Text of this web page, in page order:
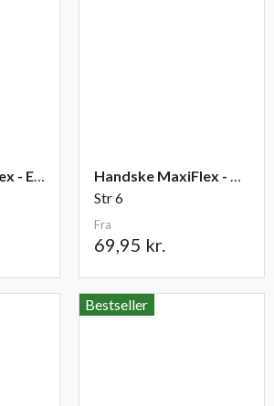
Handske MaxiFlex - Elite
Handske MaxiFlex - Cut
Str 6
Fra
69,95 kr.
Bestseller